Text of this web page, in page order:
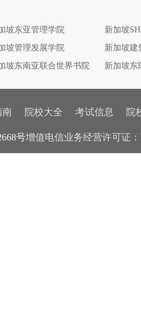
坡东亚管理学院
新加坡
坡管理发展学院
新加坡建
坡东南亚联合世界书院 新加坡东
南 院校大全 考试信息 院
号增值电信业务经营许可证：